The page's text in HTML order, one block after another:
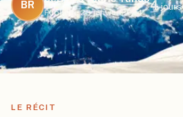
BR
Publié le 23 janvier 2024
4jours
LE RÉCIT